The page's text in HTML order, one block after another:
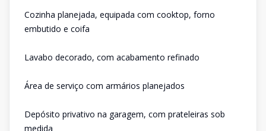
Cozinha planejada, equipada com cooktop, forno
embutido e coifa
Lavabo decorado, com acabamento refinado
Área de serviço com armários planejados
Depósito privativo na garagem, com prateleiras sob
medida